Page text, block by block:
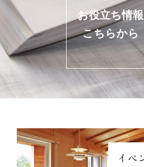
お役立ち情報
こちらから